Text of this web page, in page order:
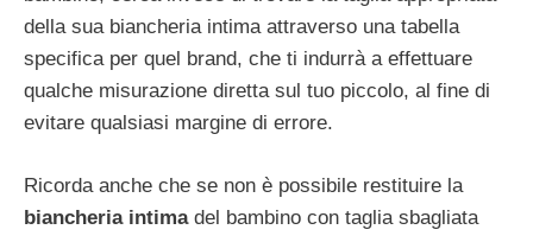
della sua biancheria intima attraverso una tabella
specifica per quel brand, che ti indurrà a effettuare
qualche misurazione diretta sul tuo piccolo, al fine di
evitare qualsiasi margine di errore.
Ricorda anche che se non è possibile restituire la
biancheria intimadel bambino con taglia sbagliata